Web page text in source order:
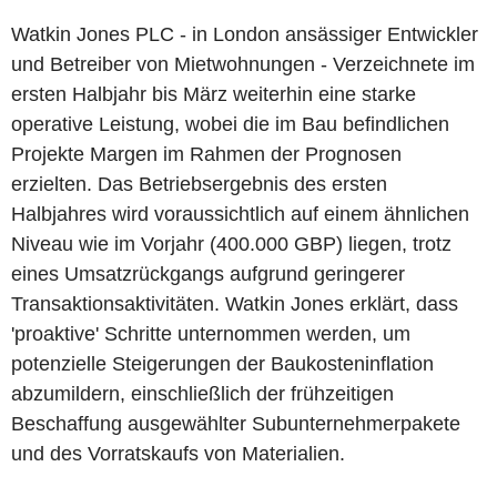
Watkin Jones PLC - in London ansässiger Entwickler
und Betreiber von Mietwohnungen - Verzeichnete im
ersten Halbjahr bis März weiterhin eine starke
operative Leistung, wobei die im Bau befindlichen
Projekte Margen im Rahmen der Prognosen
erzielten. Das Betriebsergebnis des ersten
Halbjahres wird voraussichtlich auf einem ähnlichen
Niveau wie im Vorjahr (400.000 GBP) liegen, trotz
eines Umsatzrückgangs aufgrund geringerer
Transaktionsaktivitäten. Watkin Jones erklärt, dass
'proaktive' Schritte unternommen werden, um
potenzielle Steigerungen der Baukosteninflation
abzumildern, einschließlich der frühzeitigen
Beschaffung ausgewählter Subunternehmerpakete
und des Vorratskaufs von Materialien.